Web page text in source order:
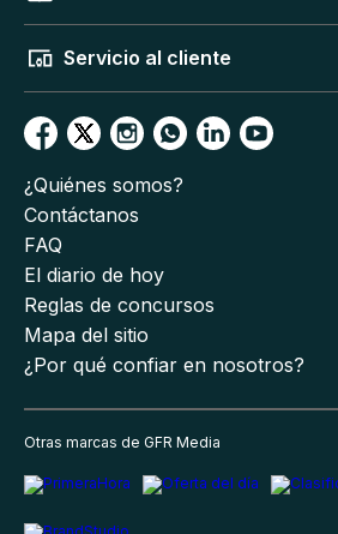
Servicio al cliente
¿Quiénes somos?
Contáctanos
FAQ
El diario de hoy
Reglas de concursos
Mapa del sitio
¿Por qué confiar en nosotros?
Otras marcas de GFR Media